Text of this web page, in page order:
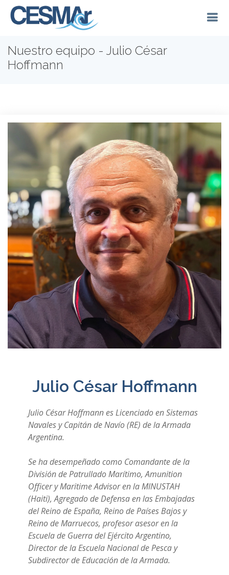
Nuestro equipo - Julio César
Hoffmann
Julio César Hoffmann
Julio César Hoffmann es Licenciado en Sistemas
Navales y Capitán de Navío (RE) de la Armada
Argentina.
Se ha desempeñado como Comandante de la
División de Patrullado Marítimo, Amunition
Officer y Maritime Advisor en la MINUSTAH
(Haiti), Agregado de Defensa en las Embajadas
del Reino de España, Reino de Países Bajos y
Reino de Marruecos, profesor asesor en la
Escuela de Guerra del Ejército Argentino,
Director de la Escuela Nacional de Pesca y
Subdirector de Educación de la Armada.